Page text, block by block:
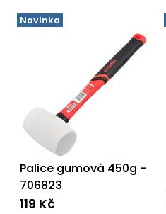
Novinka
Palice gumová 450g -
706823
119 Kč